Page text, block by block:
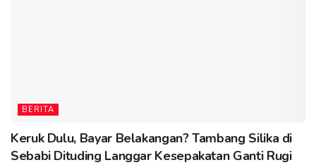
BERITA
Keruk Dulu, Bayar Belakangan? Tambang Silika di
Sebabi Dituding Langgar Kesepakatan Ganti Rugi